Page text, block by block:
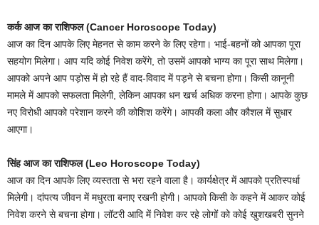
कर्क आज का राशिफल (Cancer Horoscope Today)
आज का दिन आपके लिए मेहनत से काम करने के लिए रहेगा। भाई-बहनों को आपका पूरा
सहयोग मिलेगा। आप यदि कोई निवेश करेंगे, तो उसमें आपको भाग्य का पूरा साथ मिलेगा।
आपको अपने आप पड़ोस में हो रहे हैं वाद-विवाद में पड़ने से बचना होगा। किसी कानूनी
मामले में आपको सफलता मिलेगी, लेकिन आपका धन खर्च अधिक करना होगा। आपके कुछ
नए विरोधी आपको परेशान करने की कोशिश करेंगे। आपकी कला और कौशल में सुधार
आएगा।
सिंह आज का राशिफल (Leo Horoscope Today)
आज का दिन आपके लिए व्यस्तता से भरा रहने वाला है। कार्यक्षेत्र में आपको प्रतिस्पर्धा
मिलेगी। दांपत्य जीवन में मधुरता बनाए रखनी होगी। आपको किसी के कहने में आकर कोई
निवेश करने से बचना होगा। लॉटरी आदि में निवेश कर रहे लोगों को कोई खुशखबरी सुनने